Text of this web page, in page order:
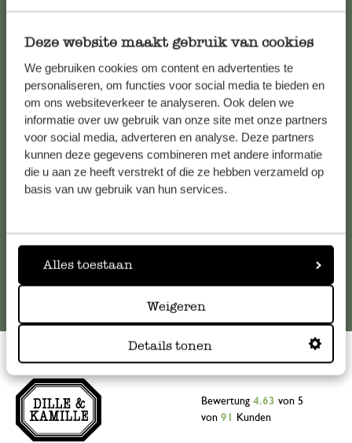
Deze website maakt gebruik van cookies
We gebruiken cookies om content en advertenties te
personaliseren, om functies voor social media te bieden en
om ons websiteverkeer te analyseren. Ook delen we
informatie over uw gebruik van onze site met onze partners
voor social media, adverteren en analyse. Deze partners
kunnen deze gegevens combineren met andere informatie
die u aan ze heeft verstrekt of die ze hebben verzameld op
basis van uw gebruik van hun services.
Alles toestaan
Weigeren
Details tonen
Kundenservice/Hilfe
Falls Sie Fragen haben oder Tipps und Hilfe brauchen, wenden
Sie sich bitte an unseren Kundenservice. Oder lesen Sie hier
die Antworten aufhäufig gestellte Fragen.
Online-Kundenservice
Bewertung 4.63 von 5
von 91 Kunden